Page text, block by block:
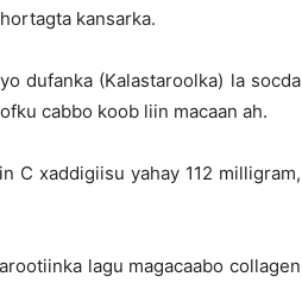
kansarka.
dufanka (Kalastaroolka) la socda
cabbo koob liin macaan ah.
C xaddigiisu yahay 112 milligram,
lagu magacaabo collagen